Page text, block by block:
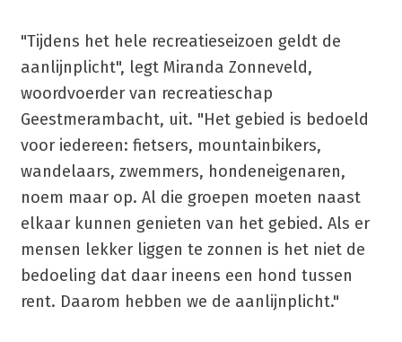
"Tijdens het hele recreatieseizoen geldt de
aanlijnplicht", legt Miranda Zonneveld,
woordvoerder van recreatieschap
Geestmerambacht, uit. "Het gebied is bedoeld
voor iedereen: fietsers, mountainbikers,
wandelaars, zwemmers, hondeneigenaren,
noem maar op. Al die groepen moeten naast
elkaar kunnen genieten van het gebied. Als er
mensen lekker liggen te zonnen is het niet de
bedoeling dat daar ineens een hond tussen
rent. Daarom hebben we de aanlijnplicht."